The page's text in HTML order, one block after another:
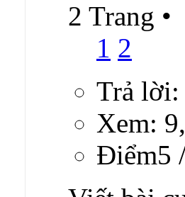
2 Trang •
1 2
Trả lời:
Xem:
Ðiểm5